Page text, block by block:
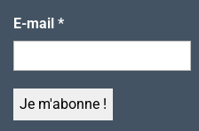
E-mail *